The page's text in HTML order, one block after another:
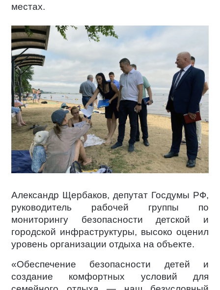
местах.
Александр Щербаков, депутат Госдумы РФ,
руководитель рабочей группы по
мониторингу безопасности детской и
городской инфраструктуры, высоко оценил
уровень организации отдыха на объекте.
«Обеспечение безопасности детей и
создание комфортных условий для